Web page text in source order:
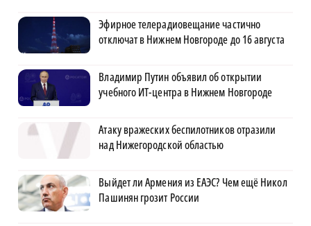
Эфирное телерадиовещание частично
отключат в Нижнем Новгороде до 16 августа
Владимир Путин объявил об открытии
учебного ИТ-центра в Нижнем Новгороде
Атаку вражеских беспилотников отразили
над Нижегородской областью
Выйдет ли Армения из ЕАЭС? Чем ещё Никол
Пашинян грозит России